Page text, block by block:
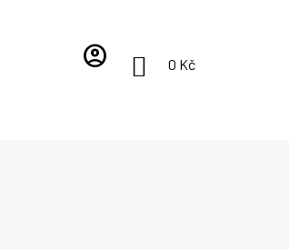
account_circle
NÁKUPNÍ
0 Kč